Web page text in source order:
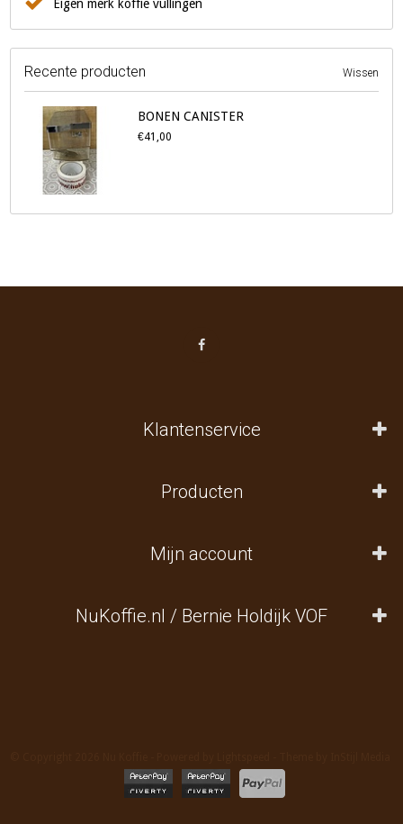
Eigen merk koffie vullingen
Recente producten Wissen
BONEN CANISTER
€41,00
Klantenservice
Producten
Mijn account
NuKoffie.nl / Bernie Holdijk VOF